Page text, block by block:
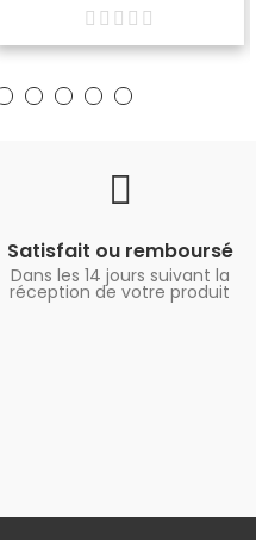
Satisfait ou remboursé
Dans les 14 jours suivant la
réception de votre produit